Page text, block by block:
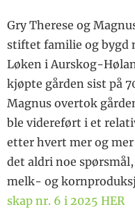
Gry Therese og
stiftet familie og bygd
Løken i Aurskog-
kjøpte gården sist på
Magnus overtok
ble videreført i et
etter hvert mer og
det aldri noe
melk- og
skap nr. 6 i 2025 HER